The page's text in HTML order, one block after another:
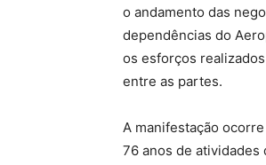
o andamento das
dependências do
os esforços
entre as partes.
A manifestação
76 anos de atividades